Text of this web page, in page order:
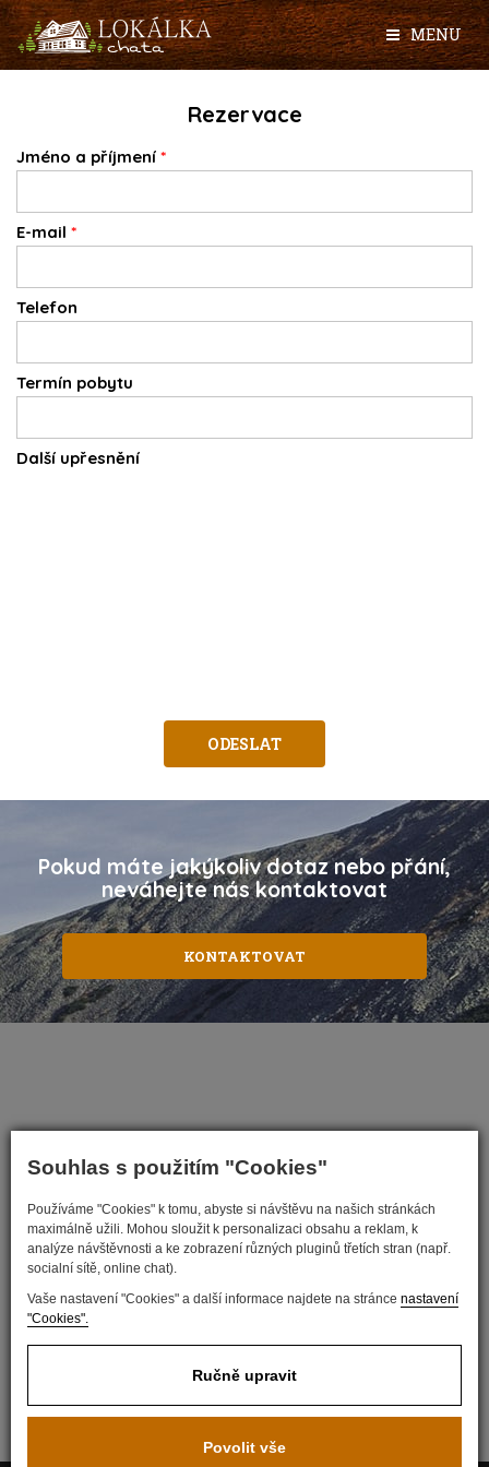
MENU
Rezervace
Jméno a příjmení
E-mail
Telefon
Termín pobytu
Další upřesnění
Pokud máte jakýkoliv dotaz nebo přání,
neváhejte nás kontaktovat
KONTAKTOVAT
Nastavit cookies
Souhlas s použitím "Cookies"
Používáme "Cookies" k tomu, abyste si návštěvu na našich stránkách
maximálně užili. Mohou sloužit k personalizaci obsahu a reklam, k
analýze návštěvnosti a ke zobrazení různých pluginů třetích stran (např.
socialní sítě, online chat).
Vaše nastavení "Cookies" a další informace najdete na stránce nastavení
"Cookies".
Ručně upravit
Povolit vše